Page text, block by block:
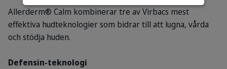
Allerderm® Calm kombinerar tre av Virbacs mest
effektiva hudteknologier som bidrar till att lugna, vårda
och stödja huden.
Defensin-teknologi